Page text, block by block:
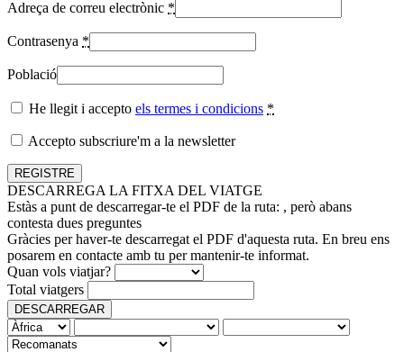
Adreça de correu electrònic *
Contrasenya *
Població
He llegit i accepto els termes i condicions *
Accepto subscriure'm a la newsletter
DESCARREGA LA FITXA DEL VIATGE
Estàs a punt de descarregar-te el PDF de la ruta: , però abans
contesta dues preguntes
Gràcies per haver-te descarregat el PDF d'aquesta ruta. En breu ens
posarem en contacte amb tu per mantenir-te informat.
Quan vols viatjar?
Total viatgers
DESCARREGAR